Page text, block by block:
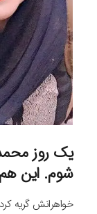
یک روز
شوم. این
خواهرانش گریه